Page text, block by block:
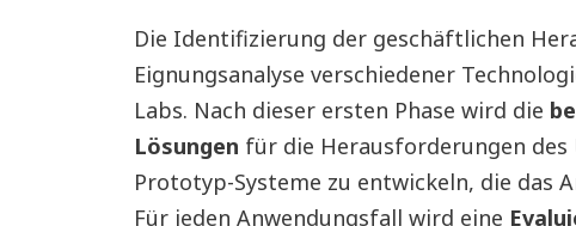
Die Identifizierung der geschäftlichen
Eignungsanalyse verschiedener
Labs. Nach dieser ersten Phase wird die
Lösungen für die Herausforderungen
Prototyp-Systeme zu entwickeln, die das
Für jeden Anwendungsfall wird eine